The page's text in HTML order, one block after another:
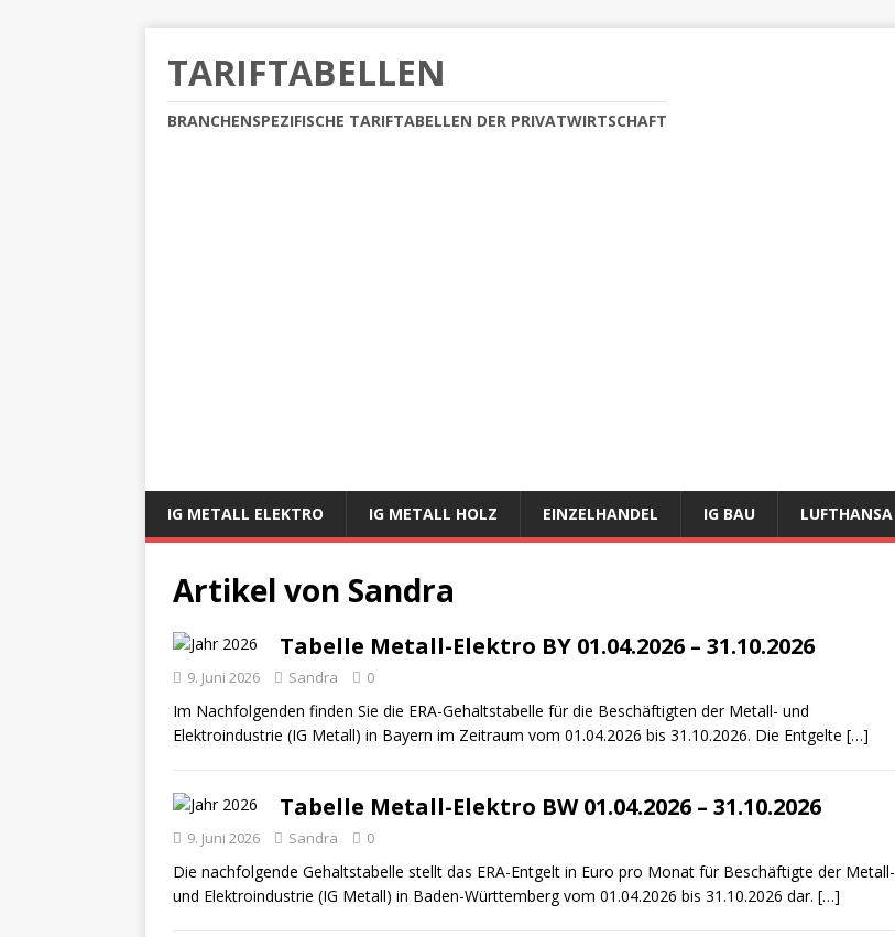
TARIFTABELLEN
BRANCHENSPEZIFISCHE TARIFTABELLEN DER PRIVATWIRTSCHAFT
IG METALL ELEKTRO IG METALL HOLZ EINZELHANDEL IG BAU LUFTHANSA
Artikel von Sandra
Tabelle Metall-Elektro BY 01.04.2026 – 31.10.2026
9. Juni 2026 Sandra 0
Im Nachfolgenden finden Sie die ERA-Gehaltstabelle für die Beschäftigten der Metall- und
Elektroindustrie (IG Metall) in Bayern im Zeitraum vom 01.04.2026 bis 31.10.2026. Die Entgelte […]
Tabelle Metall-Elektro BW 01.04.2026 – 31.10.2026
9. Juni 2026 Sandra 0
Die nachfolgende Gehaltstabelle stellt das ERA-Entgelt in Euro pro Monat für Beschäftigte der Metall-
und Elektroindustrie (IG Metall) in Baden-Württemberg vom 01.04.2026 bis 31.10.2026 dar. […]